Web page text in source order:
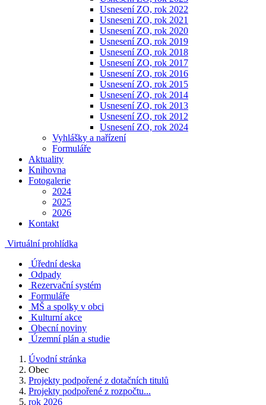
Usnesení ZO, rok 2022
Usneseni ZO, rok 2021
Usnesení ZO, rok 2020
Usnesení ZO, rok 2019
Usnesení ZO, rok 2018
Usnesení ZO, rok 2017
Usnesení ZO, rok 2016
Usnesení ZO, rok 2015
Usnesení ZO, rok 2014
Usnesení ZO, rok 2013
Usnesení ZO, rok 2012
Usnesení ZO, rok 2024
Vyhlášky a nařízení
Formuláře
Aktuality
Knihovna
Fotogalerie
2024
2025
2026
Kontakt
Virtuální prohlídka
Úřední deska
Odpady
Rezervační systém
Formuláře
MŠ a spolky v obci
Kulturní akce
Obecní noviny
Územní plán a studie
Úvodní stránka
Obec
Projekty podpořené z dotačních titulů
Projekty podpořené z rozpočtu...
rok 2026